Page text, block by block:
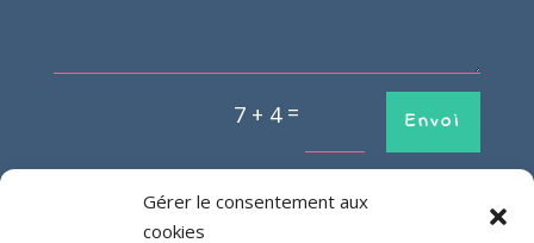
Gérer le consentement aux
cookies
7 + 4= Envoi